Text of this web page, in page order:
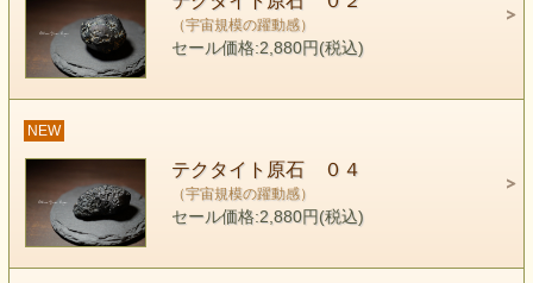
のイメージは
とてつもなく大きな 無限に思われる 空間にじっと浮いて
テクタイトは そんな無限な空間を
なんと 猛スピードで走り抜けるイメージなのです。
（宇宙規模の躍動感）
セール価格:2,880円(税込)
NEW
テクタイト原石 ０４
（宇宙規模の躍動感）
セール価格:2,880円(税込)